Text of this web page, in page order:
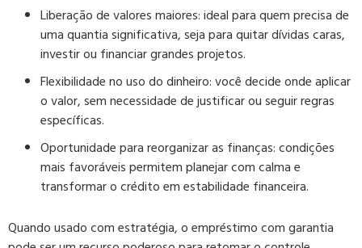
Liberação de valores maiores:ideal para quem precisa de
uma quantia significativa, seja para quitar dívidas caras,
investir ou financiar grandes projetos.
Flexibilidade no uso do dinheiro:você decide onde aplicar
o valor, sem necessidade de justificar ou seguir regras
específicas.
Oportunidade para reorganizar as finanças:condições
mais favoráveis permitem planejar com calma e
transformar o crédito em estabilidade financeira.
Quando usado com estratégia, o empréstimo com garantia